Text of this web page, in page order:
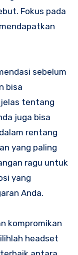
Fokus pada
sebelum
bisa
jelas tentang
juga bisa
rentang
yang paling
ragu untuk
yang
Anda.
kompromikan
headset